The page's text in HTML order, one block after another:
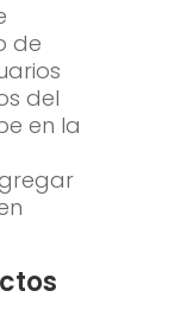
de
del
en la